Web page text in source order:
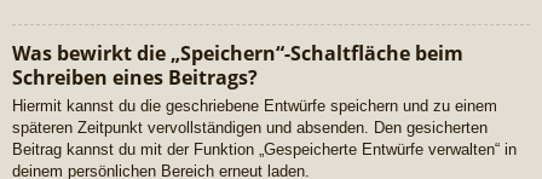
Was bewirkt die „Speichern“-Schaltfläche beim
Schreiben eines Beitrags?
Hiermit kannst du die geschriebene Entwürfe speichern und zu einem
späteren Zeitpunkt vervollständigen und absenden. Den gesicherten
Beitrag kannst du mit der Funktion „Gespeicherte Entwürfe verwalten“ in
deinem persönlichen Bereich erneut laden.